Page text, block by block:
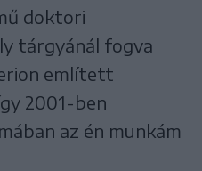
doktori
tárgyánál fogva
említett
2001-ben
az én munkám